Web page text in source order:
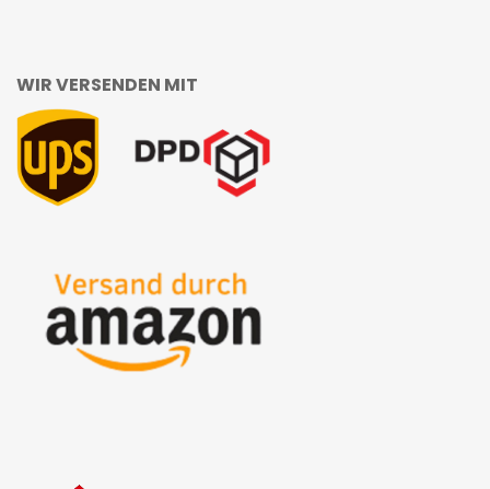
WIR VERSENDEN MIT